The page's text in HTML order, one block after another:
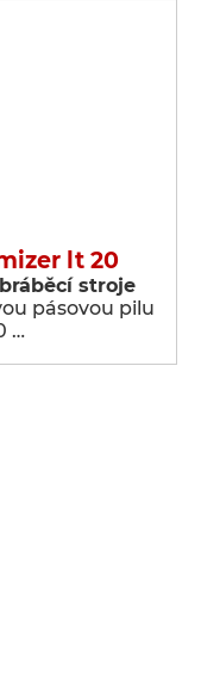
lt 20
stroje
pásovou pilu
…